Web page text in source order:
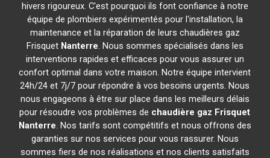
hivers rigoureux. C'est pourquoi ils font confiance à notre
équipe de plombiers expérimentés pour l'installation, la
maintenance et la réparation de leurs chaudières gaz
Frisquet Nanterre. Nous sommes spécialisés dans les
interventions rapides et efficaces pour vous assurer un
confort optimal dans votre maison. Notre équipe intervient
24h/24 et 7j/7 pour répondre à vos besoins urgents. Nous
nous engageons à être sur place dans les meilleurs délais
pour résoudre vos problèmes de chaudière gaz Frisquet
Nanterre. Nos tarifs sont compétitifs et nous offrons des
garanties sur nos services pour vous rassurer. Nous
sommes fiers de nos réalisations et nos clients satisfaits